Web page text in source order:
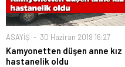
ASAYİŞ 30 Haziran 2019 16:27
Kamyonetten düşen anne kız
hastanelik oldu